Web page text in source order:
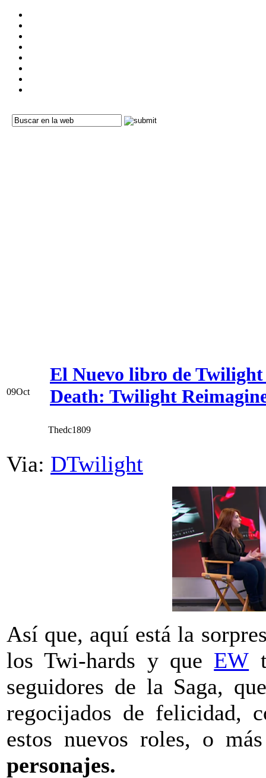
09Oct
El Nuevo libro de
Death: Twilight
Thedc1809
Via: DTwilight
Así que, aquí está la
los Twi-hards y que EW
seguidores de la Saga,
regocijados de felicidad,
estos nuevos roles, o
personajes.